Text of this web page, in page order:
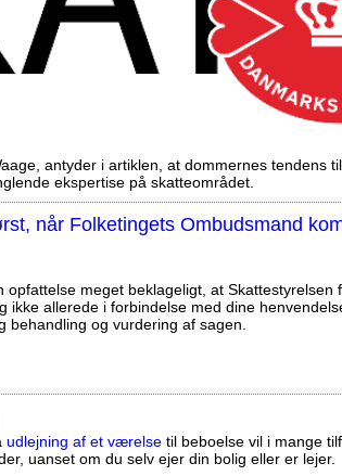
antyder i artiklen, at dommernes tendens
ekspertise på skatteområdet.
når Folketingets Ombudsmand
opfattelse meget beklageligt, at Skattestyrelsen
ikke allerede i forbindelse med dine
behandling og vurdering af sagen.
udlejning af et værelse til beboelse vil i mange
uanset om du selv ejer din bolig eller er lejer.